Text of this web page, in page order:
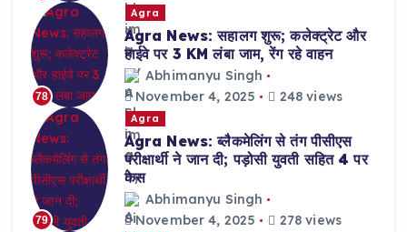
78
Agra
Agra News: सहालग शुरू; कलेक्ट्रेट और
हाईवे पर 3 KM लंबा जाम, रेंग रहे वाहन
Abhimanyu Singh
November 4, 2025
248 views
79
Agra
Agra News: ब्लैकमेलिंग से तंग पीसीएस
परीक्षार्थी ने जान दी; पड़ोसी युवती सहित 4 पर
केस
Abhimanyu Singh
November 4, 2025
278 views